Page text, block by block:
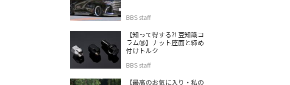
BBS staff
【知って得する⁈ 豆知識コ
ラム⑱】ナット座面と締め
付けトルク
BBS staff
【最高のお気に入り・私の